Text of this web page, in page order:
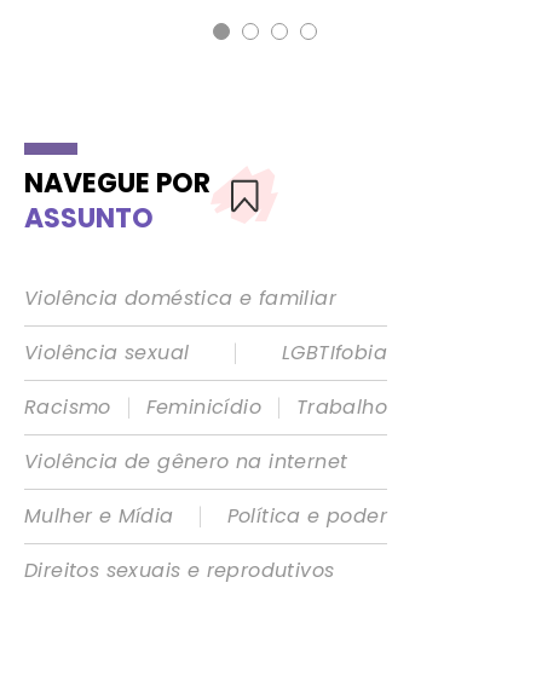
NAVEGUE POR
ASSUNTO
Violência doméstica e familiar
Violência sexual
|
LGBTIfobia
Racismo
| Feminicídio |
Trabalho
Violência de gênero na internet
Mulher e Mídia
|
Política e poder
Direitos sexuais e reprodutivos